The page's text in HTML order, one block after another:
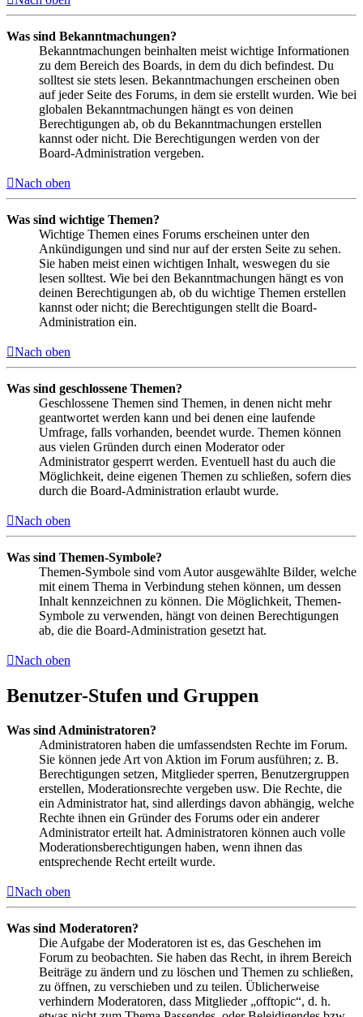
Was sind Bekanntmachungen?
Bekanntmachungen beinhalten meist wichtige Informationen
zu dem Bereich des Boards, in dem du dich befindest. Du
solltest sie stets lesen. Bekanntmachungen erscheinen oben
auf jeder Seite des Forums, in dem sie erstellt wurden. Wie bei
globalen Bekanntmachungen hängt es von deinen
Berechtigungen ab, ob du Bekanntmachungen erstellen
kannst oder nicht. Die Berechtigungen werden von der
Board-Administration vergeben.
Nach oben
Was sind wichtige Themen?
Wichtige Themen eines Forums erscheinen unter den
Ankündigungen und sind nur auf der ersten Seite zu sehen.
Sie haben meist einen wichtigen Inhalt, weswegen du sie
lesen solltest. Wie bei den Bekanntmachungen hängt es von
deinen Berechtigungen ab, ob du wichtige Themen erstellen
kannst oder nicht; die Berechtigungen stellt die Board-
Administration ein.
Nach oben
Was sind geschlossene Themen?
Geschlossene Themen sind Themen, in denen nicht mehr
geantwortet werden kann und bei denen eine laufende
Umfrage, falls vorhanden, beendet wurde. Themen können
aus vielen Gründen durch einen Moderator oder
Administrator gesperrt werden. Eventuell hast du auch die
Möglichkeit, deine eigenen Themen zu schließen, sofern dies
durch die Board-Administration erlaubt wurde.
Nach oben
Was sind Themen-Symbole?
Themen-Symbole sind vom Autor ausgewählte Bilder, welche
mit einem Thema in Verbindung stehen können, um dessen
Inhalt kennzeichnen zu können. Die Möglichkeit, Themen-
Symbole zu verwenden, hängt von deinen Berechtigungen
ab, die die Board-Administration gesetzt hat.
Nach oben
Benutzer-Stufen und Gruppen
Was sind Administratoren?
Administratoren haben die umfassendsten Rechte im Forum.
Sie können jede Art von Aktion im Forum ausführen; z. B.
Berechtigungen setzen, Mitglieder sperren, Benutzergruppen
erstellen, Moderationsrechte vergeben usw. Die Rechte, die
ein Administrator hat, sind allerdings davon abhängig, welche
Rechte ihnen ein Gründer des Forums oder ein anderer
Administrator erteilt hat. Administratoren können auch volle
Moderationsberechtigungen haben, wenn ihnen das
entsprechende Recht erteilt wurde.
Nach oben
Was sind Moderatoren?
Die Aufgabe der Moderatoren ist es, das Geschehen im
Forum zu beobachten. Sie haben das Recht, in ihrem Bereich
Beiträge zu ändern und zu löschen und Themen zu schließen,
zu öffnen, zu verschieben und zu teilen. Üblicherweise
verhindern Moderatoren, dass Mitglieder „offtopic“, d. h.